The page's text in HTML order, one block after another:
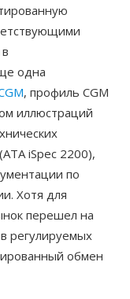
одна
, профиль CGM
иллюстраций
iSpec 2200),
по
Хотя для
перешел на
регулируемых
обмен